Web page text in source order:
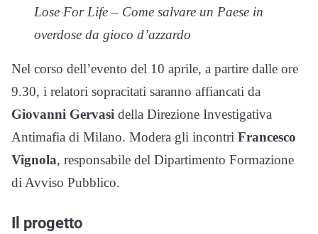
Lose For Life – Come salvare un Paese in
overdose da gioco d’azzardo
Nel corso dell’evento del 10 aprile, a partire dalle ore
9.30, i relatori sopracitati saranno affiancati da
Giovanni Gervasi della Direzione Investigativa
Antimafia di Milano. Modera gli incontri Francesco
Vignola, responsabile del Dipartimento Formazione
di Avviso Pubblico.
Il progetto